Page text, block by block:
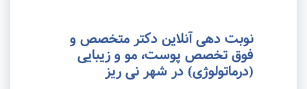
نوبت دهی آنلاین دکتر متخصص و
فوق تخصص پوست، مو و زیبایی
(درماتولوژی) در شهر نی ریز